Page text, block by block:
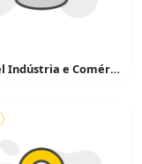
Ilumitel Indústria e Comércio de Materiais Elétricos